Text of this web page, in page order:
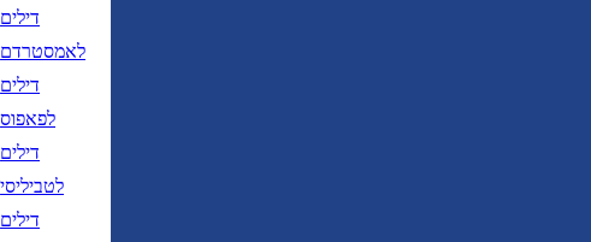
דילים
לאמסטרדם
דילים
לפאפוס
דילים
לטביליסי
דילים